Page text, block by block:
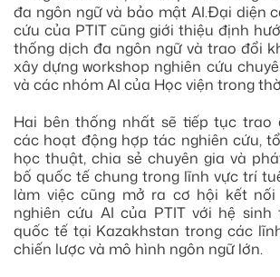
đa ngôn ngữ và bảo mật AI.Đại diện
cứu của PTIT cũng giới thiệu định
thống dịch đa ngôn ngữ và trao đổi
xây dựng workshop nghiên cứu
và các nhóm AI của Học viện trong
Hai bên thống nhất sẽ tiếp tục trao
các hoạt động hợp tác nghiên cứu,
học thuật, chia sẻ chuyên gia và
bố quốc tế chung trong lĩnh vực trí
làm việc cũng mở ra cơ hội kết
nghiên cứu AI của PTIT với hệ sinh
quốc tế tại Kazakhstan trong các
chiến lược và mô hình ngôn ngữ lớn.